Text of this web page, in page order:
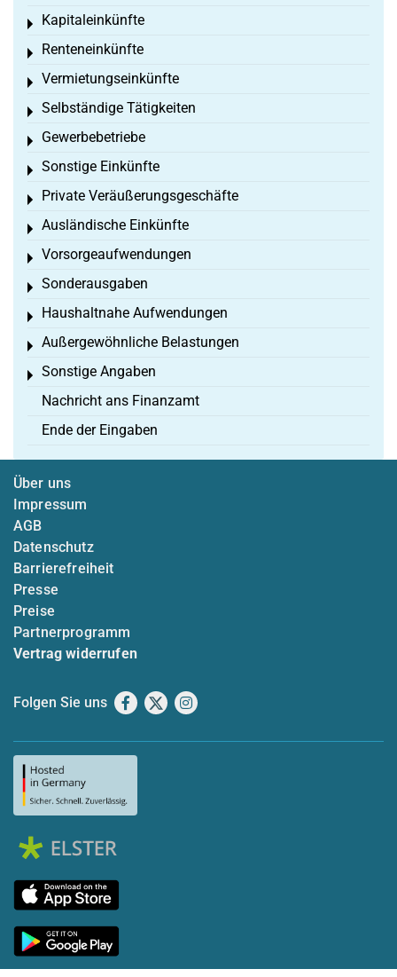
Kapitaleinkünfte
Toggle menu
Renteneinkünfte
Toggle menu
Vermietungseinkünfte
Toggle menu
Selbständige Tätigkeiten
Toggle menu
Gewerbebetriebe
Toggle menu
Sonstige Einkünfte
Toggle menu
Private Veräußerungsgeschäfte
Toggle menu
Ausländische Einkünfte
Toggle menu
Vorsorgeaufwendungen
Toggle menu
Sonderausgaben
Toggle menu
Haushaltnahe Aufwendungen
Toggle menu
Außergewöhnliche Belastungen
Toggle menu
Sonstige Angaben
Toggle menu
Nachricht ans Finanzamt
Ende der Eingaben
Über uns
Impressum
AGB
Datenschutz
Barrierefreiheit
Presse
Preise
Partnerprogramm
Vertrag widerrufen
Folgen Sie uns Facebook
X Instagram